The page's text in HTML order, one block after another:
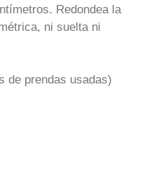
Redondea la
ni suelta ni
de prendas usadas)